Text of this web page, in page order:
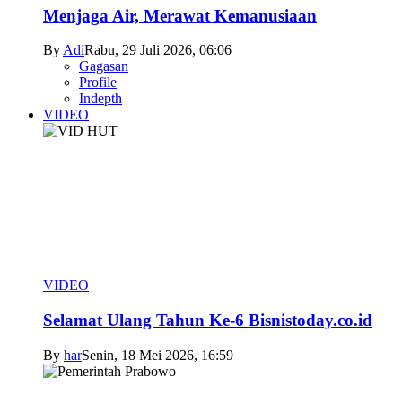
Menjaga Air, Merawat Kemanusiaan
ByAdiRabu, 29 Juli 2026, 06:06
Gagasan
Profile
Indepth
VIDEO
VIDEO
Selamat Ulang Tahun Ke-6 Bisnistoday.co.id
By harSenin, 18 Mei 2026, 16:59